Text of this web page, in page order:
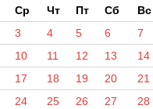
Ср Чт Пт Сб Вс
3 4 5 6
7
10 11 12 13
14
17 18 19 20
21
24 25 26 27
28